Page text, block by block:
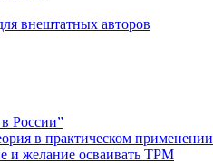
внештатных авторов
России”
в практическом применении
и желание осваивать TPM